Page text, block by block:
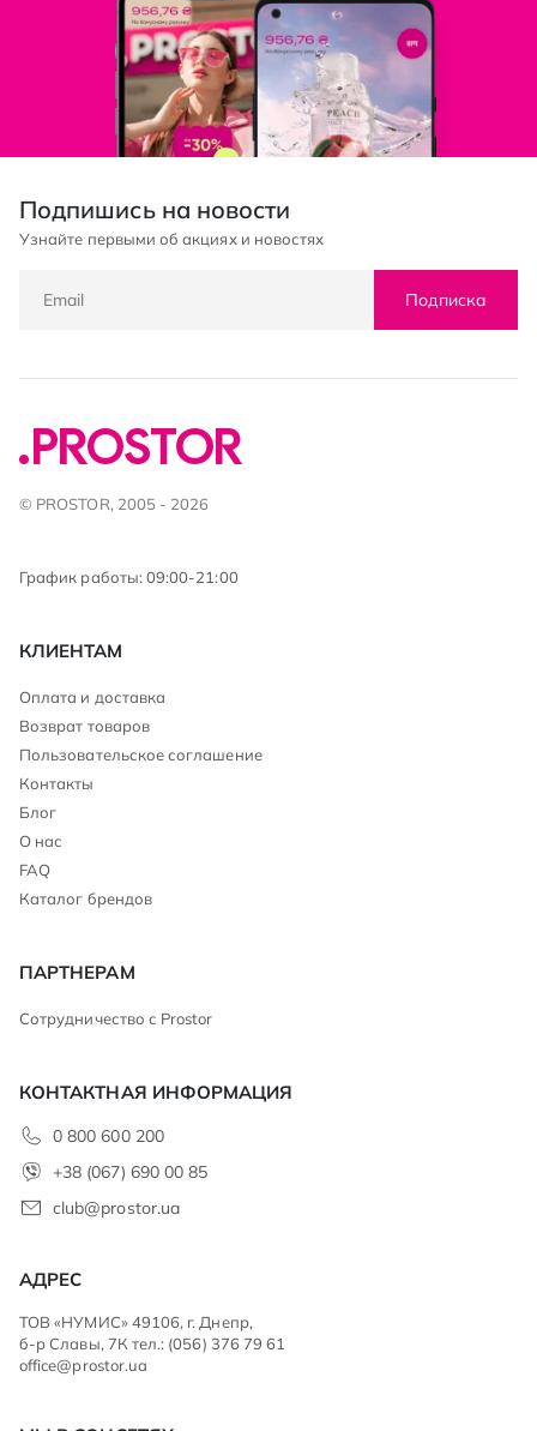
Подпишись на новости
Узнайте первыми об акциях и новостях
Подписка
© PROSTOR, 2005 - 2026
График работы: 09:00-21:00
КЛИЕНТАМ
Оплата и доставка
Возврат товаров
Пользовательское соглашение
Контакты
Блог
О нас
FAQ
Каталог брендов
ПАРТНЕРАМ
Сотрудничество с Prostor
КОНТАКТНАЯ ИНФОРМАЦИЯ
0 800 600 200
+38 (067) 690 00 85
club@prostor.ua
АДРЕС
ТОВ «НУМИС» 49106, г. Днепр,
б-р Славы, 7К тел.: (056) 376 79 61
office@prostor.ua